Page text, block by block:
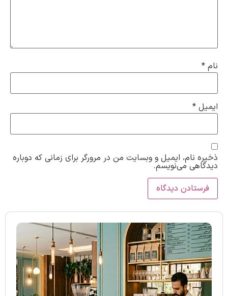
نام *
ایمیل *
ذخیره نام، ایمیل و وبسایت من در مرورگر برای زمانی که دوباره
دیدگاهی می‌نویسم.